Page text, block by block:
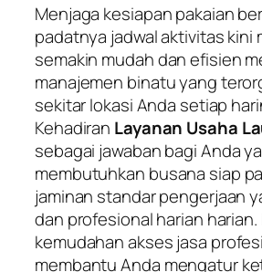
Menjaga kesiapan pakaian
padatnya jadwal aktivitas kini
semakin mudah dan efisien
manajemen binatu yang
sekitar lokasi Anda setiap
Kehadiran Layanan Usaha
sebagai jawaban bagi Anda
membutuhkan busana siap
jaminan standar pengerjaan
dan profesional harian harian.
kemudahan akses jasa
membantu Anda mengatur